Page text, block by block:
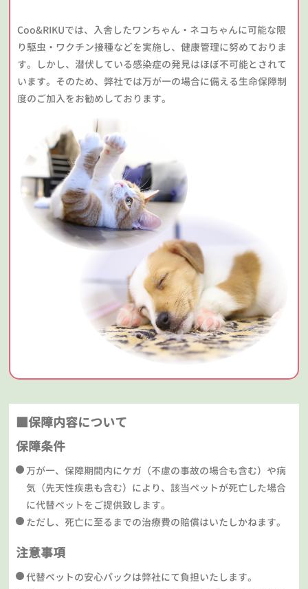
Coo&RIKUでは、入舎したワンちゃん・ネコちゃんに可能な限
り駆虫・ワクチン接種などを実施し、健康管理に努めておりま
す。しかし、潜伏している感染症の発見はほぼ不可能とされて
います。そのため、弊社では万が一の場合に備える生命保障制
度のご加入をお勧めしております。
■保障内容について
保障条件
万が一、保障期間内にケガ（不慮の事故の場合も含む）や病
気（先天性疾患も含む）により、該当ペットが死亡した場合
に代替ペットをご提供致します。
ただし、死亡に至るまでの治療費の賠償はいたしかねます。
注意事項
代替ペットの安心パックは弊社にて負担いたします。